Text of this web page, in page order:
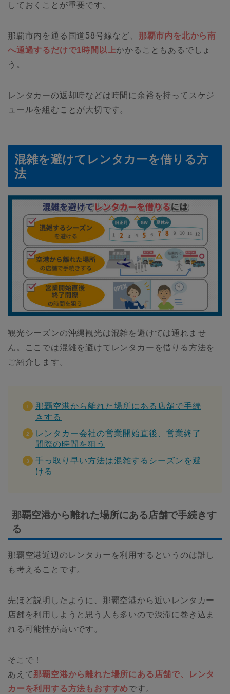
しておくことが重要です。
那覇市内を通る国道58号線など、 那覇市内を北から南
へ通過するだけで1時間以上かかることもあるでしょ
う。
レンタカーの返却時などは時間に余裕を持ってスケジ
ュールを組むことが大切です。
混雑を避けてレンタカーを借りる方
法
観光シーズンの沖縄観光は混雑を避けては通れませ
ん。ここでは混雑を避けてレンタカーを借りる方法を
ご紹介します。
那覇空港から離れた場所にある店舗で手続
きする
レンタカー会社の営業開始直後、営業終了
間際の時間を狙う
手っ取り早い方法は混雑するシーズンを避
ける
那覇空港から離れた場所にある店舗で手続きす
る
那覇空港近辺のレンタカーを利用するというのは誰し
も考えることです。
先ほど説明したように、那覇空港から近いレンタカー
店舗を利用しようと思う人も多いので渋滞に巻き込ま
れる可能性が高いです。
そこで！
あえて那覇空港から離れた場所にある店舗で、レンタ
カーを利用する方法もおすすめです。